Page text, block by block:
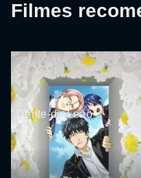
Filmes
Dente-de-Leão